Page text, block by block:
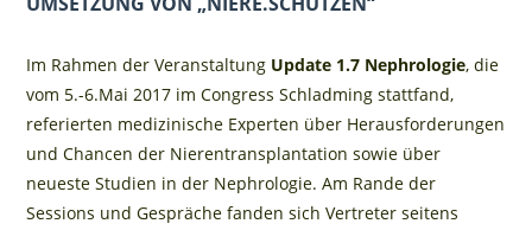
Im Rahmen der Veranstaltung Update 1.7 Nephrologie, die
vom 5.-6.Mai 2017 im Congress Schladming stattfand,
referierten medizinische Experten über Herausforderungen
und Chancen der Nierentransplantation sowie über
neueste Studien in der Nephrologie. Am Rande der
Sessions und Gespräche fanden sich Vertreter seitens